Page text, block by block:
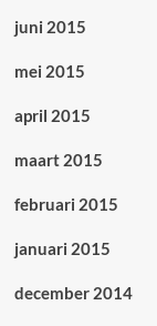
juni 2015
mei 2015
april 2015
maart 2015
februari 2015
januari 2015
december 2014